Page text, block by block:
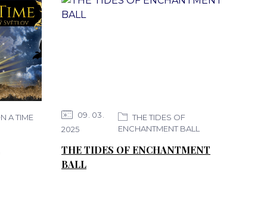
A TIME
09 03
2025
THE TIDES OF
ENCHANTMENT BALL
THE TIDES OF ENCHANTMENT
BALL